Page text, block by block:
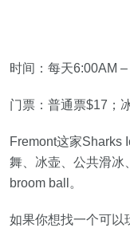
时间：每天6:00AM
门票：普通票$17；
Fremont这家Sharks
舞、冰壶、公共滑冰
broom ball。
如果你想找一个可以